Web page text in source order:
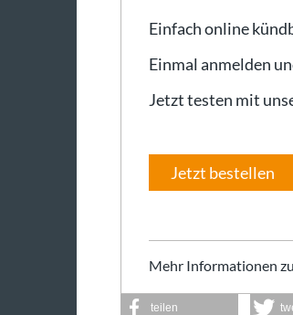
Einfach online
Einmal anmelden
Jetzt testen mit
Jetzt bestellen
Mehr Informationen
teilen